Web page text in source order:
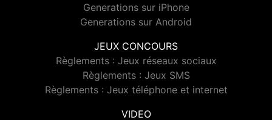
Generations sur iPhone
Generations sur Android
JEUX CONCOURS
Règlements : Jeux réseaux sociaux
Règlements : Jeux SMS
Règlements : Jeux téléphone et internet
VIDEO